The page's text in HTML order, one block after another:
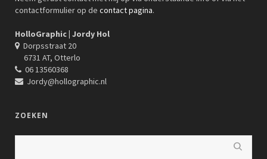
contactformulier op de contact pagina.
HolloGraphic | Jordy Hol
Dorpsstraat 20
6731 AT, Otterlo
06 13560368
Jordy@hollographic.nl
ZOEKEN